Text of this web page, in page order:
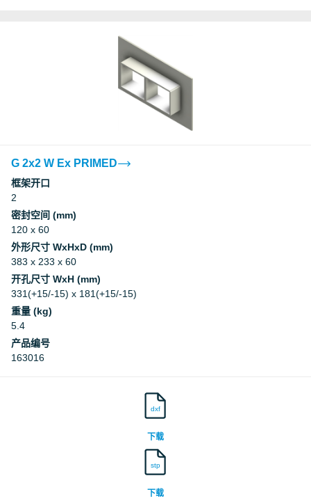
G 2x2 W Ex PRIMED
框架开口
2
密封空间 (mm)
120 x 60
外形尺寸 WxHxD (mm)
383 x 233 x 60
开孔尺寸 WxH (mm)
331(+15/-15) x 181(+15/-15)
重量 (kg)
5.4
产品编号
163016
dxf
下载
stp
下载